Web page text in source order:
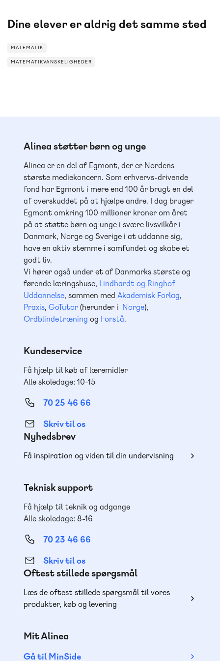
Dine elever er aldrig det samme sted
MATEMATIK
MATEMATIKVANSKELIGHEDER
Alinea støtter børn og unge
Alinea er en del af Egmont, der er Nordens
største mediekoncern. Som erhvervs-drivende
fond har Egmont i mere end 100 år brugt en del
af overskuddet på at hjælpe andre. I dag bruger
Egmont omkring 100 millioner kroner om året
på at støtte børn og unge i svære livsvilkår i
Danmark, Norge og Sverige i at uddanne sig,
have en aktiv stemme i samfundet og skabe et
godt liv.
Vi hører også under et af Danmarks største og
førende læringshuse, Lindhardt og Ringhof
Uddannelse, sammen med Akademisk Forlag,
Praxis, GoTutor(herunder i Norge),
Ordblindetræning og Forstå.
Kundeservice
Få hjælp til køb af læremidler
Alle skoledage: 10-15
70 25 46 66
Skriv til os
Nyhedsbrev
Få inspiration og viden til din undervisning
Teknisk support
Få hjælp til teknik og adgange
Alle skoledage: 8-16
70 23 46 66
Skriv til os
Oftest stillede spørgsmål
Læs de oftest stillede spørgsmål til vores
produkter, køb og levering
Mit Alinea
Gå til MinSide